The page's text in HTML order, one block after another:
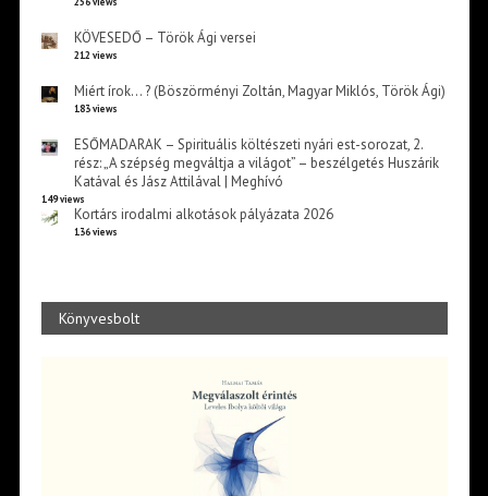
KÖVESEDŐ – Török Ági versei
212 views
Miért írok… ? (Böszörményi Zoltán, Magyar Miklós, Török Ági)
183 views
ESŐMADARAK – Spirituális költészeti nyári est-sorozat, 2.
rész: „A szépség megváltja a világot” – beszélgetés Huszárik
Katával és Jász Attilával | Meghívó
149 views
Kortárs irodalmi alkotások pályázata 2026
136 views
Könyvesbolt